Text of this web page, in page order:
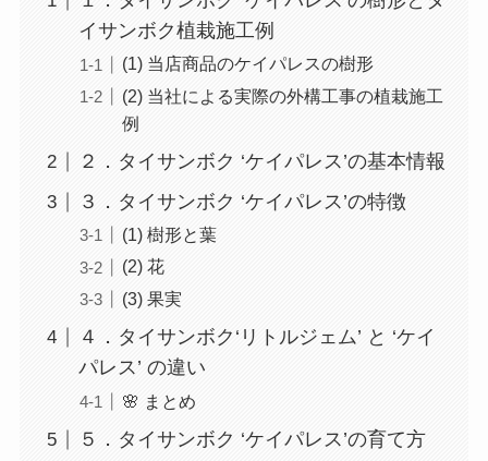
イサンボク植栽施工例
(1) 当店商品のケイパレスの樹形
(2) 当社による実際の外構工事の植栽施工
例
２．タイサンボク ‘ケイパレス’の基本情報
３．タイサンボク ‘ケイパレス’の特徴
(1) 樹形と葉
(2) 花
(3) 果実
４．タイサンボク‘リトルジェム’ と ‘ケイ
パレス’ の違い
🌸 まとめ
５．タイサンボク ‘ケイパレス’の育て方